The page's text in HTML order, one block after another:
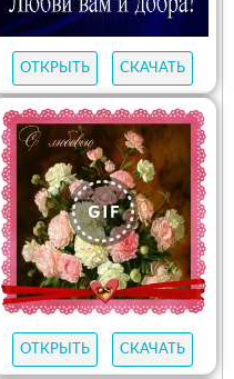
ОТКРЫТЬ
СКАЧАТЬ
ОТКРЫТЬ СКАЧАТЬ